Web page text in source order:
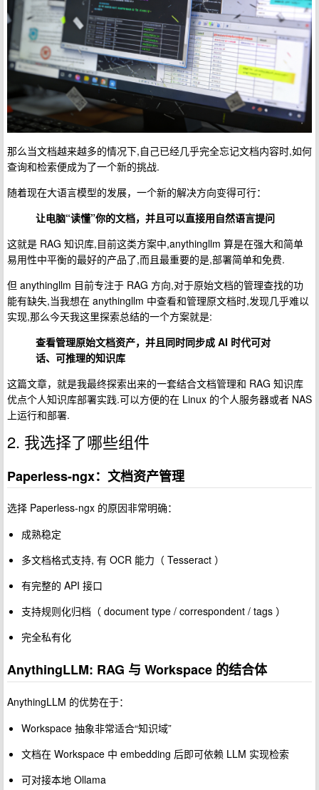
那么当文档越来越多的情况下,自己已经几乎完全忘记文档内容时,如何
查询和检索便成为了一个新的挑战.
随着现在大语言模型的发展，一个新的解决方向变得可行：
让电脑“读懂”你的文档，并且可以直接用自然语言提问
这就是 RAG 知识库,目前这类方案中,anythingllm 算是在强大和简单
易用性中平衡的最好的产品了,而且最重要的是,部署简单和免费.
但 anythingllm 目前专注于 RAG 方向,对于原始文档的管理查找的功
能有缺失,当我想在 anythingllm 中查看和管理原文档时,发现几乎难以
实现,那么今天我这里探索总结的一个方案就是:
查看管理原始文档资产，并且同时同步成 AI 时代可对
话、可推理的知识库
这篇文章，就是我最终探索出来的一套结合文档管理和 RAG 知识库
优点个人知识库部署实践.可以方便的在 Linux 的个人服务器或者 NAS
上运行和部署.
2. 我选择了哪些组件
Paperless-ngx：文档资产管理
选择 Paperless-ngx 的原因非常明确：
成熟稳定
多文档格式支持, 有 OCR 能力（ Tesseract ）
有完整的 API 接口
支持规则化归档（ document type / correspondent / tags ）
完全私有化
AnythingLLM: RAG 与 Workspace 的结合体
AnythingLLM 的优势在于：
Workspace 抽象非常适合“知识域”
文档在 Workspace 中 embedding 后即可依赖 LLM 实现检索
可对接本地 Ollama